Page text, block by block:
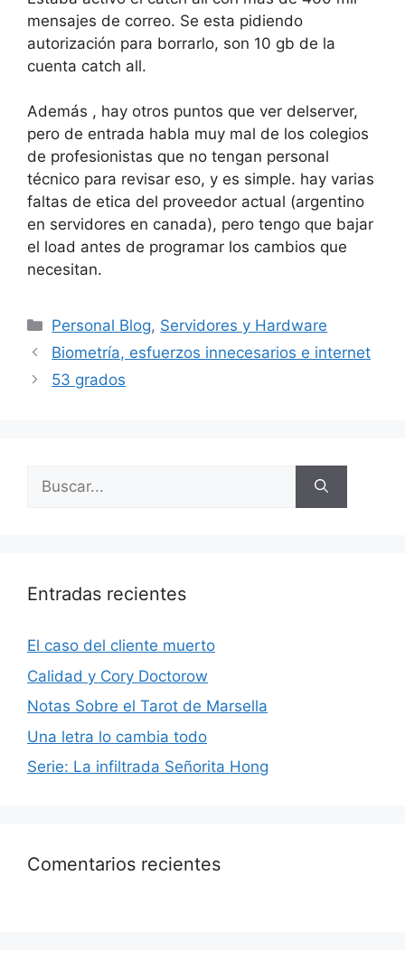
mensajes de correo. Se esta pidiendo
autorización para borrarlo, son 10 gb de la
cuenta catch all.
Además , hay otros puntos que ver delserver,
pero de entrada habla muy mal de los colegios
de profesionistas que no tengan personal
técnico para revisar eso, y es simple. hay varias
faltas de etica del proveedor actual (argentino
en servidores en canada), pero tengo que bajar
el load antes de programar los cambios que
necesitan.
Categorías
Personal Blog, Servidores y Hardware
Biometría, esfuerzos innecesarios e internet
53 grados
Buscar:
Entradas recientes
El caso del cliente muerto
Calidad y Cory Doctorow
Notas Sobre el Tarot de Marsella
Una letra lo cambia todo
Serie: La infiltrada Señorita Hong
Comentarios recientes